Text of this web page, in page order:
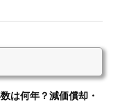
は何年？減価償却・